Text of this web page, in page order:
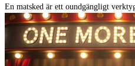
En matsked är ett oundgängligt